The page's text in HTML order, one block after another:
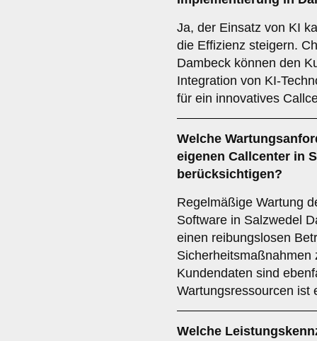
Ja, der Einsatz von KI
die Effizienz steigern.
Dambeck können den
Integration von KI-
für ein innovatives
Welche
eigenen Callcenter in
berücksichtigen?
Regelmäßige Wartung
Software in Salzwedel
einen reibungslosen
Sicherheitsmaßnahmen
Kundendaten sind
Wartungsressourcen ist
Welche